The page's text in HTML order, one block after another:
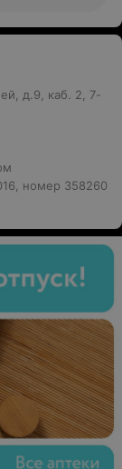
д.9, каб. 2, 7-
номер 358260